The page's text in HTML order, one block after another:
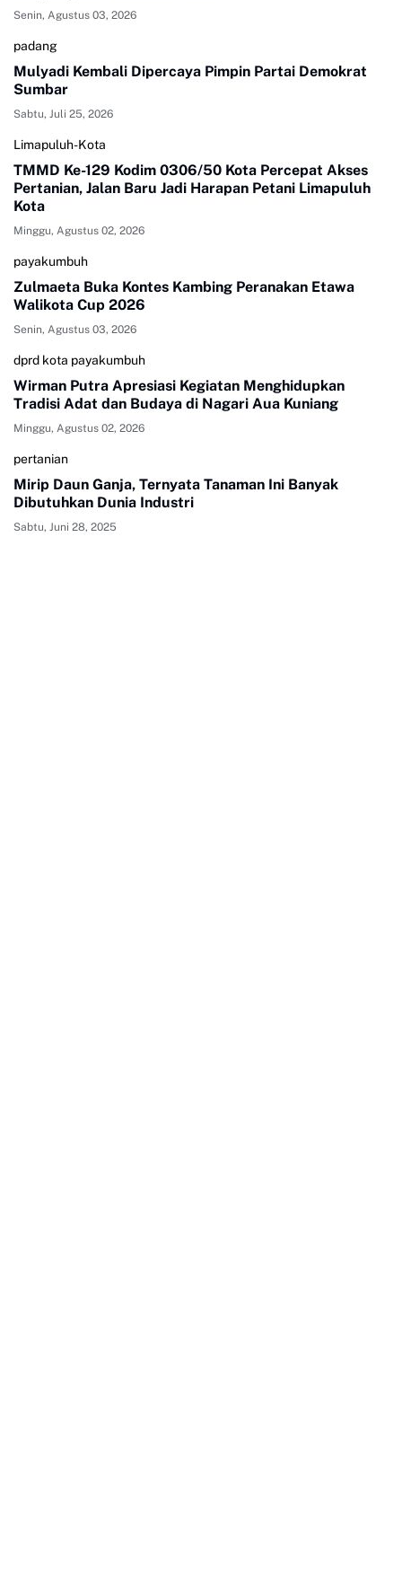
Senin, Agustus 03, 2026
padang
Mulyadi Kembali Dipercaya Pimpin Partai Demokrat
Sumbar
Sabtu, Juli 25, 2026
Limapuluh-Kota
TMMD Ke-129 Kodim 0306/50 Kota Percepat Akses
Pertanian, Jalan Baru Jadi Harapan Petani Limapuluh
Kota
Minggu, Agustus 02, 2026
payakumbuh
Zulmaeta Buka Kontes Kambing Peranakan Etawa
Walikota Cup 2026
Senin, Agustus 03, 2026
dprd kota payakumbuh
Wirman Putra Apresiasi Kegiatan Menghidupkan
Tradisi Adat dan Budaya di Nagari Aua Kuniang
Minggu, Agustus 02, 2026
pertanian
Mirip Daun Ganja, Ternyata Tanaman Ini Banyak
Dibutuhkan Dunia Industri
Sabtu, Juni 28, 2025